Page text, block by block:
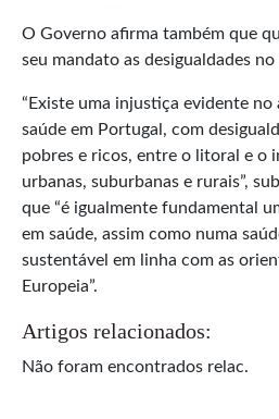
O Governo afirma também que
seu mandato as desigualdades no
“Existe uma injustiça evidente no
saúde em Portugal, com
pobres e ricos, entre o litoral e o
urbanas, suburbanas e rurais”,
que “é igualmente fundamental
em saúde, assim como numa
sustentável em linha com as
Europeia”.
Artigos relacionados:
Não foram encontrados relac.